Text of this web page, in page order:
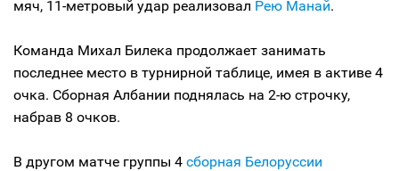
мяч, 11-метровый удар реализовал Рею Манай.
Команда Михал Билека продолжает занимать
последнее место в турнирной таблице, имея в активе 4
очка. Сборная Албании поднялась на 2-ю строчку,
набрав 8 очков.
В другом матче группы 4 сборная Белоруссии